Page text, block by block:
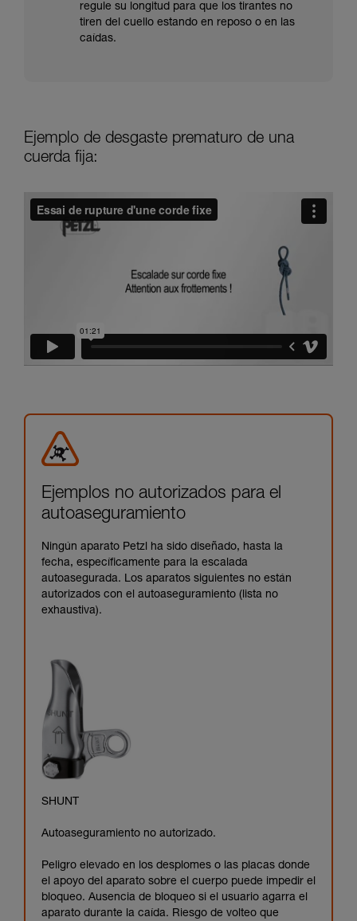
regule su longitud para que los tirantes no
tiren del cuello estando en reposo o en las
caídas.
Ejemplo de desgaste prematuro de una
cuerda fija:
Ejemplos no autorizados para el
autoaseguramiento
Ningún aparato Petzl ha sido diseñado, hasta la
fecha, específicamente para la escalada
autoasegurada. Los aparatos siguientes no están
autorizados con el autoaseguramiento (lista no
exhaustiva).
SHUNT
Autoaseguramiento no autorizado.
Peligro elevado en los desplomes o las placas donde
el apoyo del aparato sobre el cuerpo puede impedir el
bloqueo. Ausencia de bloqueo si el usuario agarra el
aparato durante la caída. Riesgo de volteo que